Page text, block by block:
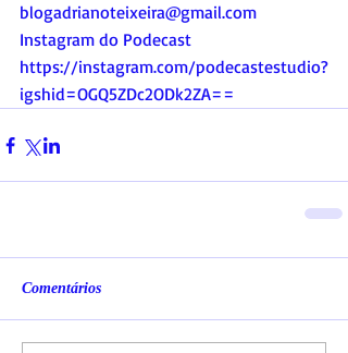
blogadrianoteixeira@gmail.com
Instagram do Podecast
https://instagram.com/podecastestudio?
igshid=OGQ5ZDc2ODk2ZA==
Comentários